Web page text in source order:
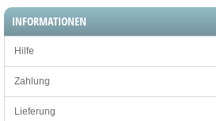
INFORMATIONEN
Hilfe
Zahlung
Lieferung